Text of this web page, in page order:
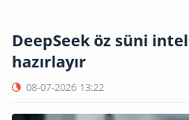
DeepSeek öz süni
hazırlayır
08-07-2026 13:22